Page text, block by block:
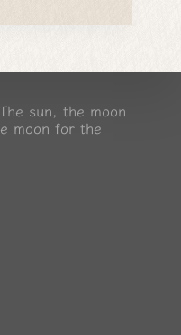
sun, the moon
moon for the